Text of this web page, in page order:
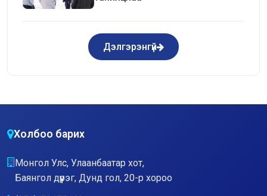
Дэлгэрэнгүй
Холбоо барих
Монгол Улс, Улаанбаатар хот,
Баянгол дүүрэг, Дунд гол, 20-р хороо